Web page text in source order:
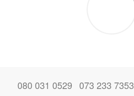
080 031 0529 073 233 7353